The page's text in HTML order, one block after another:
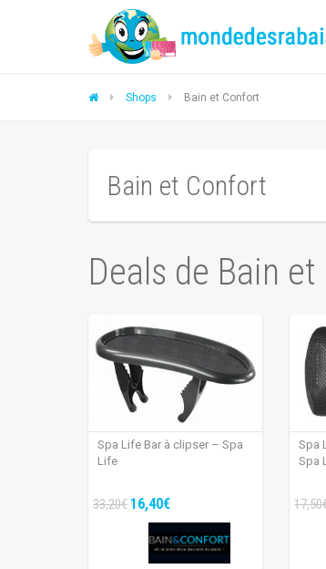
Shops Bain et Confort
Bain et Confort
Deals de Bain
Spa Life Bar à clipser – Spa
Life
33,20€ 16,40€
Spa
Spa